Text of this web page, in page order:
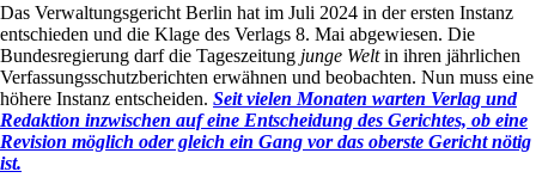
Das Verwaltungsgericht Berlin hat im Juli 2024 in der ersten Instanz
entschieden und die Klage des Verlags 8. Mai abgewiesen. Die
Bundesregierung darf die Tageszeitung junge Weltin ihren jährlichen
Verfassungsschutzberichten erwähnen und beobachten. Nun muss eine
höhere Instanz entscheiden. Seit vielen Monaten warten Verlag und
Redaktion inzwischen auf eine Entscheidung des Gerichtes, ob eine
Revision möglich oder gleich ein Gang vor das oberste Gericht nötig
ist.